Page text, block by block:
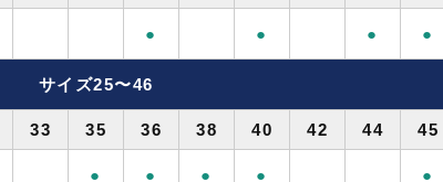
● ● ● ●
サイズ25〜46
33 35 36 38 40 42 44 45
● ● ● ● ●